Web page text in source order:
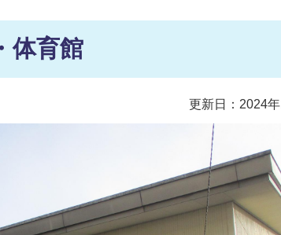
体育館
更新日：2024